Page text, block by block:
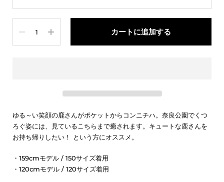
カートに追加する
ゆる～い笑顔の鹿さんがポケットからコンニチハ。奈良公園でくつ
ろぐ姿には、見ているこちらまで癒されます。キュートな鹿さんを
お持ち帰りしたい！ という方にオススメ。
・159cmモデル / 150サイズ着用
・120cmモデル / 120サイズ着用